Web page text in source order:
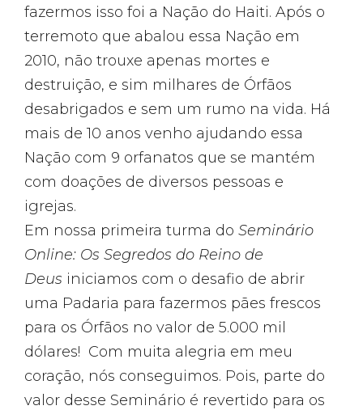
fazermos isso foi a Nação do Haiti. Após o
terremoto que abalou essa Nação em
2010, não trouxe apenas mortes e
destruição, e sim milhares de Órfãos
desabrigados e sem um rumo na vida. Há
mais de 10 anos venho ajudando essa
Nação com 9 orfanatos que se mantém
com doações de diversos pessoas e
igrejas.
Em nossa primeira turma do Seminário
Online: Os Segredos do Reino de
Deus iniciamos com o desafio de abrir
uma Padaria para fazermos pães frescos
para os Órfãos no valor de 5.000 mil
dólares! Com muita alegria em meu
coração, nós conseguimos. Pois, parte do
valor desse Seminário é revertido para os